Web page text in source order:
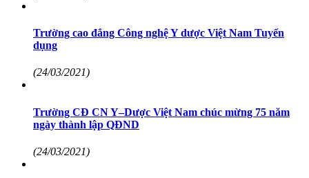
Trường cao đẳng Công nghệ Y dược Việt Nam Tuyển
dụng
(24/03/2021)
Trường CĐ CN Y–Dược Việt Nam chúc mừng 75 năm
ngày thành lập QĐND
(24/03/2021)